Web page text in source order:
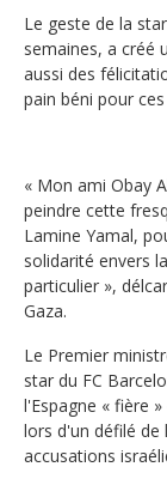
Le geste de la
semaines, a créé
aussi des
pain béni pour
« Mon ami Obay
peindre cette
Lamine Yamal,
solidarité envers
particulier »,
Gaza.
Le Premier
star du FC
l'Espagne « fière
lors d'un défilé de
accusations